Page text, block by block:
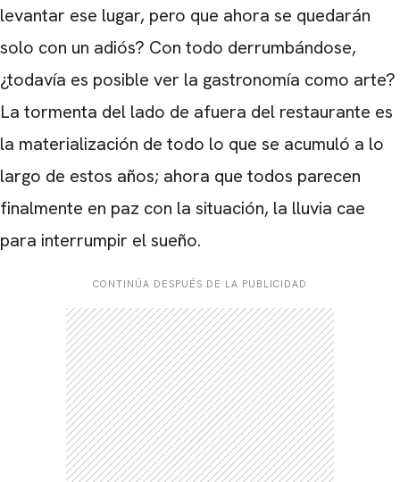
levantar ese lugar, pero que ahora se quedarán
solo con un adiós? Con todo derrumbándose,
¿todavía es posible ver la gastronomía como arte?
La tormenta del lado de afuera del restaurante es
la materialización de todo lo que se acumuló a lo
largo de estos años; ahora que todos parecen
finalmente en paz con la situación, la lluvia cae
para interrumpir el sueño.
CONTINÚA DESPUÉS DE LA PUBLICIDAD